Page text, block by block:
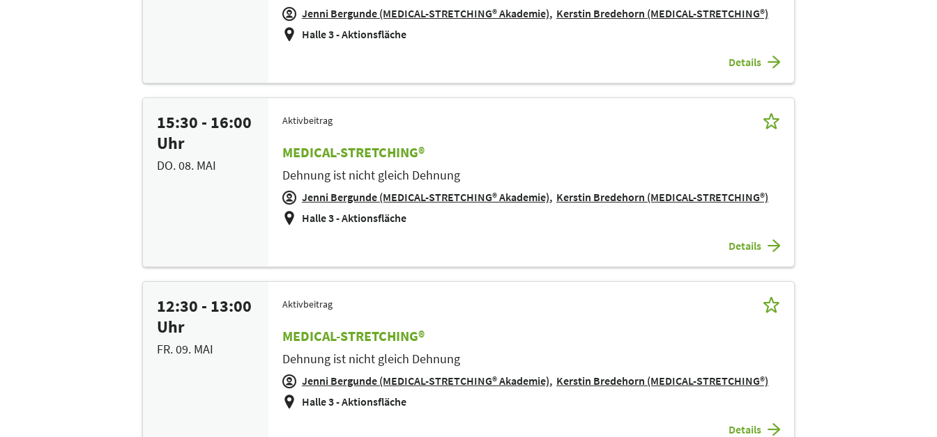
Jenni Bergunde (MEDICAL-STRETCHING® Akademie) Kerstin Bredehorn (MEDICAL-STRETCHING®)
Halle 3 - Aktionsfläche
Details
15:30 - 16:00
Uhr
DO. 08. MAI
Aktivbeitrag
MEDICAL-STRETCHING®
Dehnung ist nicht gleich Dehnung
Jenni Bergunde (MEDICAL-STRETCHING® Akademie) Kerstin Bredehorn (MEDICAL-STRETCHING®)
Halle 3 - Aktionsfläche
Details
12:30 - 13:00
Uhr
FR. 09. MAI
Aktivbeitrag
MEDICAL-STRETCHING®
Dehnung ist nicht gleich Dehnung
Jenni Bergunde (MEDICAL-STRETCHING® Akademie) Kerstin Bredehorn (MEDICAL-STRETCHING®)
Halle 3 - Aktionsfläche
Details